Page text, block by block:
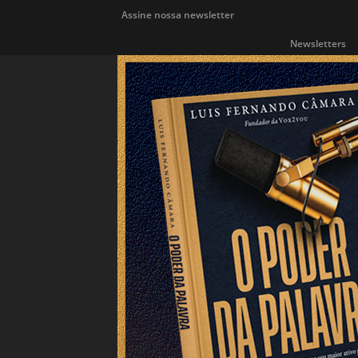
Assine nossa newsletter
Newsletters